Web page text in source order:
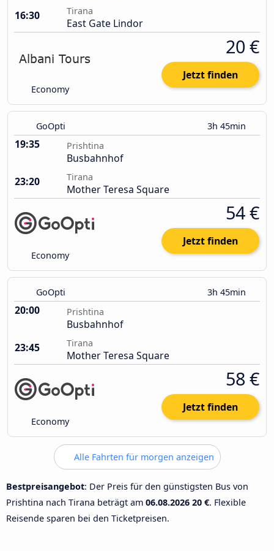
16:30
Tirana
East Gate Lindor
Economy
20 €
Jetzt finden
GoOpti 3h 45min
19:35 Prishtina
Busbahnhof
23:20
Tirana
Mother Teresa Square
Economy
54 €
Jetzt finden
GoOpti 3h 45min
20:00 Prishtina
Busbahnhof
23:45
Tirana
Mother Teresa Square
Economy
58 €
Jetzt finden
Alle Fahrten für morgen anzeigen
Bestpreisangebot: Der Preis für den günstigsten Bus von
Prishtina nach Tirana beträgt am 06.08.2026 20 €. Flexible
Reisende sparen bei den Ticketpreisen.